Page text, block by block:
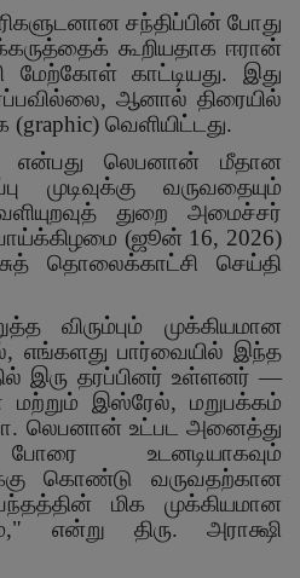
சந்திப்பின் போது
கூறியதாக ஈரான்
மேற்கோள் காட்டியது. இது
, ஆனால் திரையில்
(graphic) வெளியிட்டது.
என்பது லெபனான் மீதான
முடிவுக்கு வருவதையும்
துறை அமைச்சர்
(ஜூன் 16, 2026)
தொலைக்காட்சி செய்தி
விரும்பும் முக்கியமான
, எங்களது பார்வையில் இந்த
இரு தரப்பினர் உள்ளனர் —
மற்றும் இஸ்ரேல், மறுபக்கம்
லெபனான் உட்பட அனைத்து
உடனடியாகவும்
கொண்டு வருவதற்கான
மிக முக்கியமான
," என்று திரு. அராக்ஷி